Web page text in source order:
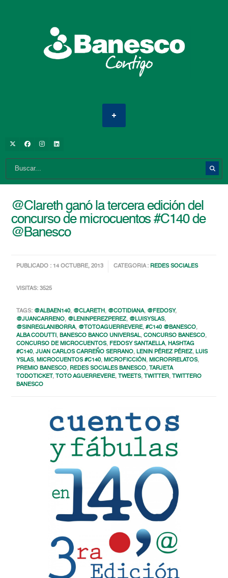
@Clareth ganó la tercera edición del
concurso de microcuentos #C140 de
@Banesco
PUBLICADO : 14 OCTUBRE, 2013 CATEGORIA : REDES SOCIALES
VISITAS: 3525
TAGS: @ALBAEN140, @CLARETH, @COTIDIANA, @FEDOSY,
@JUANCARRENO, @LENINPEREZPEREZ, @LUISYSLAS,
@SINREGLANIBORRA, @TOTOAGUERREVERE,#C140 @BANESCO,
ALBA CODUTTI,BANESCO BANCO UNIVERSAL,CONCURSO BANESCO,
CONCURSO DE MICROCUENTOS, FEDOSY SANTAELLA,HASHTAG
#C140,JUAN CARLOS CARREÑO SERRANO,LENIN PÉREZ PÉREZ,LUIS
YSLAS,MICROCUENTOS #C140,MICROFICCIÓN,MICRORRELATOS,
PREMIO BANESCO, REDES SOCIALES BANESCO, TARJETA
TODOTICKET, TOTO AGUERREVERE, TWEETS, TWITTER, TWITTERO
BANESCO